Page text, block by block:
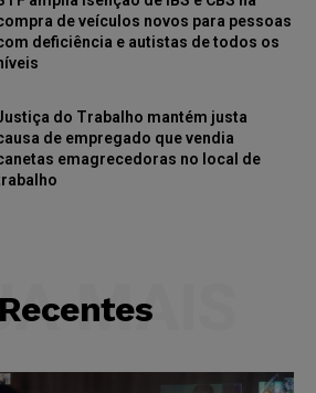
de veículos novos para pessoas
deficiência e autistas de todos os
do Trabalho mantém justa
de empregado que vendia
emagrecedoras no local de
Recentes
MAIS